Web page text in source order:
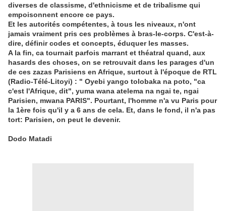
diverses de classisme, d'ethnicisme et de tribalisme qui
empoisonnent encore ce pays.
Et les autorités compétentes, à tous les niveaux, n'ont
jamais vraiment pris ces problèmes à bras-le-corps. C'est-à-
dire, définir codes et concepts, éduquer les masses.
A la fin, ca tournait parfois marrant et théatral quand, aux
hasards des choses, on se retrouvait dans les parages d'un
de ces zazas Parisiens en Afrique, surtout à l'époque de RTL
(Radio-Télé-Litoyi) : " Oyebi yango tolobaka na poto, "ca
c'est l'Afrique, dit", yuma wana atelema na ngai te, ngai
Parisien, mwana PARIS". Pourtant, l'homme n'a vu Paris pour
la 1ère fois qu'il y a 6 ans de cela. Et, dans le fond, il n'a pas
tort: Parisien, on peut le devenir.
Dodo Matadi